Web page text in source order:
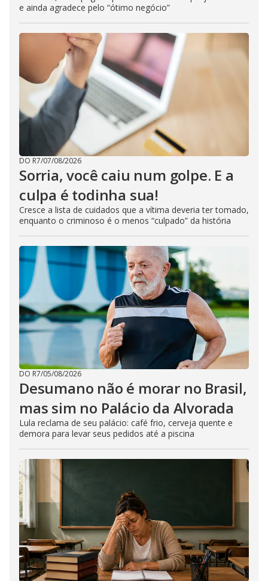
e ainda agradece pelo “ótimo negócio”
DO R7/07/08/2026
Sorria, você caiu num golpe. E a
culpa é todinha sua!
Cresce a lista de cuidados que a vítima deveria ter tomado,
enquanto o criminoso é o menos “culpado” da história
DO R7/05/08/2026
Desumano não é morar no Brasil,
mas sim no Palácio da Alvorada
Lula reclama de seu palácio: café frio, cerveja quente e
demora para levar seus pedidos até a piscina